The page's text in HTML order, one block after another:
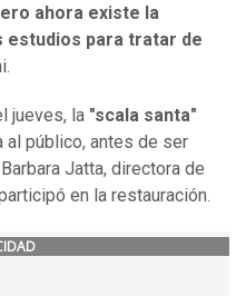
ahora existe la
estudios para tratar de
jueves, la "scala santa"
al público, antes de ser
Jatta, directora de
en la restauración.